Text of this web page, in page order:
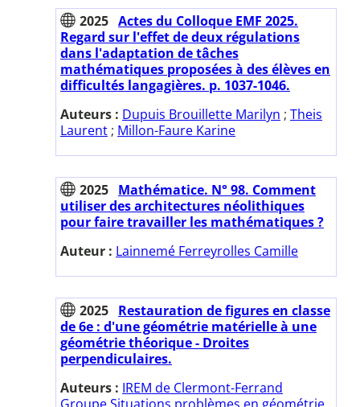
2025 Actes du Colloque EMF 2025.
Regard sur l'effet de deux régulations
dans l'adaptation de tâches
mathématiques proposées à des élèves en
difficultés langagières. p. 1037-1046.
Auteurs : Dupuis Brouillette Marilyn ; Theis
Laurent ; Millon-Faure Karine
2025 Mathématice. N° 98. Comment
utiliser des architectures néolithiques
pour faire travailler les mathématiques ?
Auteur : Lainnemé Ferreyrolles Camille
2025 Restauration de figures en classe
de 6e : d'une géométrie matérielle à une
géométrie théorique - Droites
perpendiculaires.
Auteurs : IREM de Clermont-Ferrand